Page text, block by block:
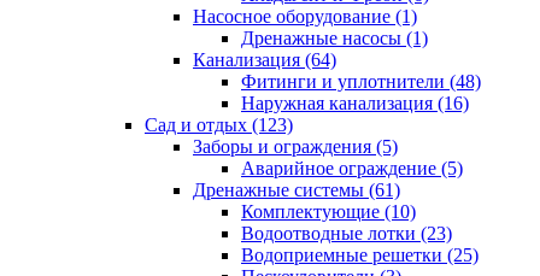
Насосное оборудование (1)
Дренажные насосы (1)
Канализация (64)
Фитинги и уплотнители (48)
Наружная канализация (16)
Сад и отдых (123)
Заборы и ограждения (5)
Аварийное ограждение (5)
Дренажные системы (61)
Комплектующие (10)
Водоотводные лотки (23)
Водоприемные решетки (25)